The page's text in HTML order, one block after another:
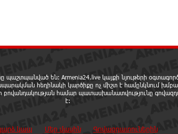
պաշտպանված են: Armenia24.live կայքի նյութերի
հեղինակի կարծիքը ոչ միշտ է համընկնում
բովանդակության համար պատասխանատվությունը
է:
կապ Մեր մասին Գովազդատուներին